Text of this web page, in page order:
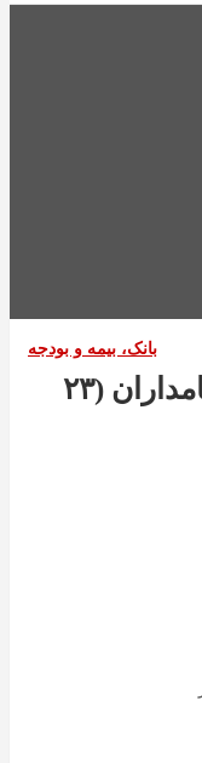
بانک، بیمه و بودجه
همیار بورس در دست سهامداران (۲۳